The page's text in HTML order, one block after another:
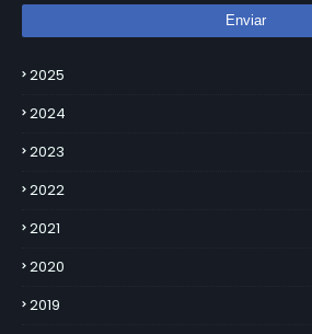
2025
2024
2023
2022
2021
2020
2019